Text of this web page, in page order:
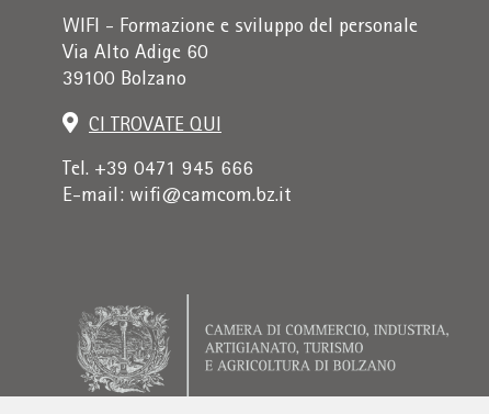
WIFI - Formazione e sviluppo del personale
Via Alto Adige 60
39100 Bolzano
CI TROVATE QUI
Tel. +39 0471 945 666
E-mail: wifi@camcom.bz.it